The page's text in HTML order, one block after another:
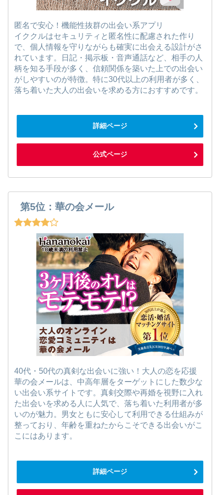
匿名で安心！機能性抜群の出会い系アプリ
イククルはセキュリティと匿名性に配慮された作り
で、個人情報を守りながらも確実に出会える設計がさ
れています。日記・掲示板・音声通話など、相手の人
柄を知る手段が多く、信頼関係を築いた上での出会い
がしやすいのが特徴。特に30代以上の利用者が多く、
落ち着いた大人の出会いを求める方におすすめです。
詳細ページ
公式ページ
第5位：華の会メール
40代・50代の真剣な出会いに強い！大人の恋を応援
華の会メールは、中高年層をターゲットにした数少な
い出会い系サイトです。真剣交際や再婚を視野に入れ
た出会いを求める人に人気で、落ち着いた利用者が多
いのが魅力。男女ともに安心して利用できる仕組みが
整っており、年齢を重ねたからこそできる出会いがこ
こにはあります。
詳細ページ